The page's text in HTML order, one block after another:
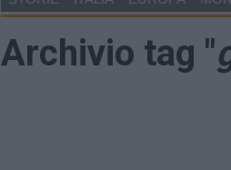
Archivio tag "